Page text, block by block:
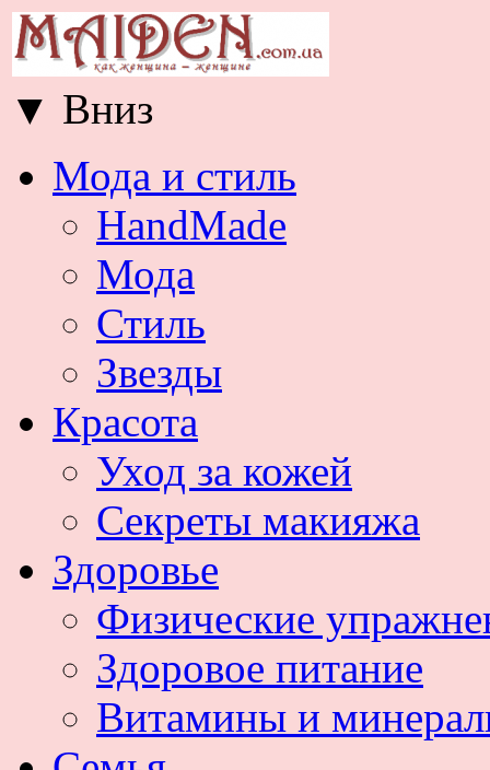
▼ Вниз
Мода и стиль
HandMade
Мода
Стиль
Звезды
Красота
Уход за кожей
Секреты макияжа
Здоровье
Физические
Здоровое питание
Витамины и